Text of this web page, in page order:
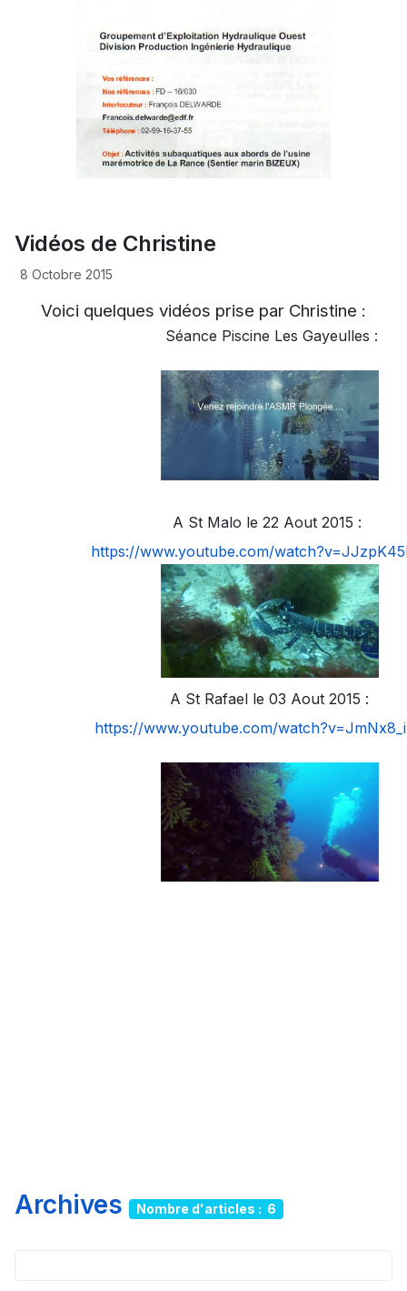
Vidéos de Christine
8 Octobre 2015
Voici quelques vidéos prise par Christine :
Séance Piscine Les Gayeulles :
A St Malo le 22 Aout 2015 :
https://www.youtube.com/
A St Rafael le 03 Aout 2015 :
https://www.youtube.com/
Archives Nombre d'articles : 6